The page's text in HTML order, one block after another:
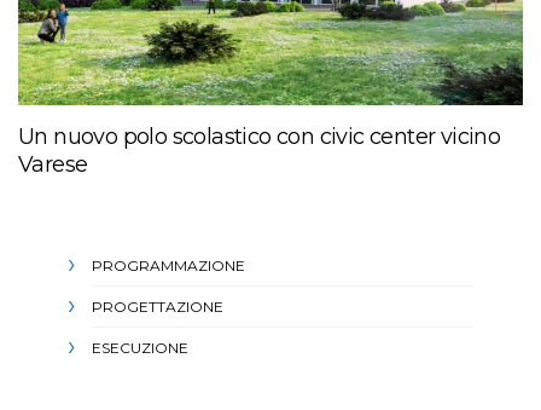
Un nuovo polo scolastico con civic center vicino
Varese
PROGRAMMAZIONE
PROGETTAZIONE
ESECUZIONE